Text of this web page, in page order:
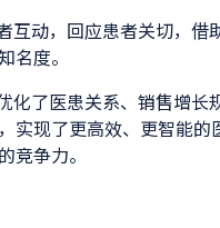
互动，回应患者关切，借
名度。
化了医患关系、销售增长
实现了更高效、更智能的
竞争力。